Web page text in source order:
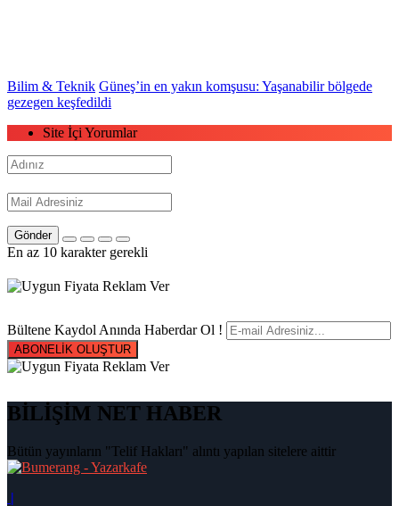
Bilim & Teknik Güneş’in en yakın komşusu: Yaşanabilir bölgede
gezegen keşfedildi
Site İçi Yorumlar
Gönder
En az 10 karakter gerekli
Bültene Kaydol Anında Haberdar Ol !
ABONELİK OLUŞTUR
BİLİŞİM NET HABER
Bütün yayınların "Telif Hakları" alıntı yapılan sitelere aittir
|